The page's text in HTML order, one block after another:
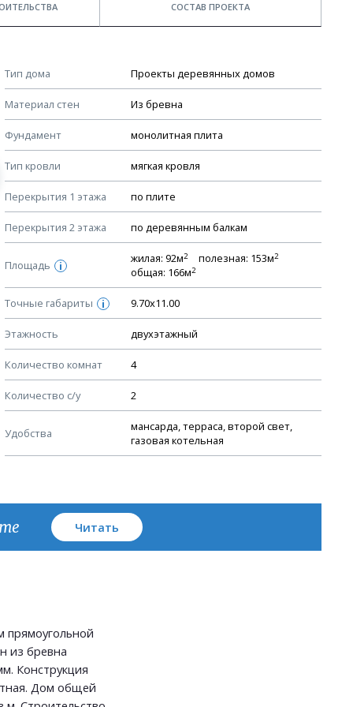
СОСТАВ ПРОЕКТА
Тип дома Проекты деревянных домов
Материал стен Из бревна
Фундамент монолитная плита
Тип кровли мягкая кровля
Перекрытия 1 этажа по плите
Перекрытия 2 этажа по деревянным балкам
Площадь i
жилая: 92м2 полезная: 153м2
общая: 166м2
Точные габариты i 9.70х11.00
Этажность двухэтажный
Количество комнат 4
Количество с/у 2
Удобства
мансарда, терраса, второй свет,
газовая котельная
Примечания
Стоимость строительства дома — ориентировочная!
Для более детального расчета стоимости
строительства необходима разработка сметы, согласно
стоимости материалов в вашем регионе
Мы не учитываем стоимость доставки материалов.
Смотрите советы по выбору материала в нашем
КОНСТРУКТИВНЫЕ РЕШЕНИЯ (КР)
Ведомость рабочих чертежей основного комплекта КР
План фундамента
фундамента
Планы перекрытий этажей, спецификация элементов
Устройство перекрытий
Устройство стен
Спецификация материалов стен
Схема расположения лаг чердака (если есть)
Схема расположения элементов стропил
Спецификация элементов стропил
Устройство стропильной системы
План кровли
Читать
из бревна
Конструкция
Дом общей